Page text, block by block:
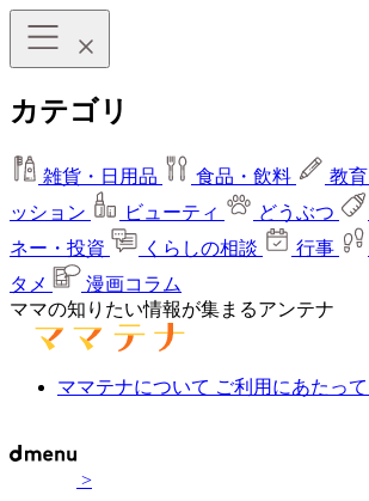
カテゴリ
雑貨・日用品 食品・飲料 教育
ッション
ビューティ どうぶつ
ネー・投資
くらしの相談 行事
タメ
漫画コラム
ママの知りたい情報が集まるアンテナ
ママテナについて ご利用にあたって
>